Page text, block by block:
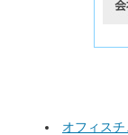
オフィス